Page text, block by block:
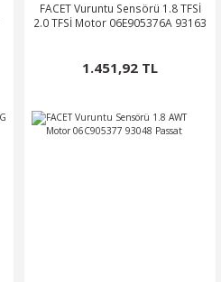
FACET Vuruntu Sensörü 1.8 TFSİ
2.0 TFSİ Motor 06E905376A 93163
1.451,92 TL